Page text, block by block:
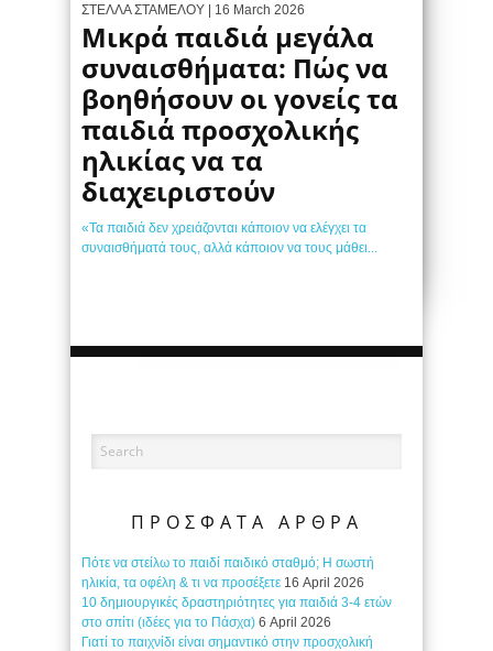
ΣΤΕΛΛΑ ΣΤΑΜΕΛΟΥ | 16 March 2026
Μικρά παιδιά μεγάλα
συναισθήματα: Πώς να
βοηθήσουν οι γονείς τα
παιδιά προσχολικής
ηλικίας να τα
διαχειριστούν
«Τα παιδιά δεν χρειάζονται κάποιον να ελέγχει τα
συναισθήματά τους, αλλά κάποιον να τους μάθει...
ΠΡΟΣΦΑΤΑ ΑΡΘΡΑ
Πότε να στείλω το παιδί παιδικό σταθμό; Η σωστή
ηλικία, τα οφέλη & τι να προσέξετε 16 April 2026
10 δημιουργικές δραστηριότητες για παιδιά 3-4 ετών
στο σπίτι (ιδέες για το Πάσχα) 6 April 2026
Γιατί το παιχνίδι είναι σημαντικό στην προσχολική